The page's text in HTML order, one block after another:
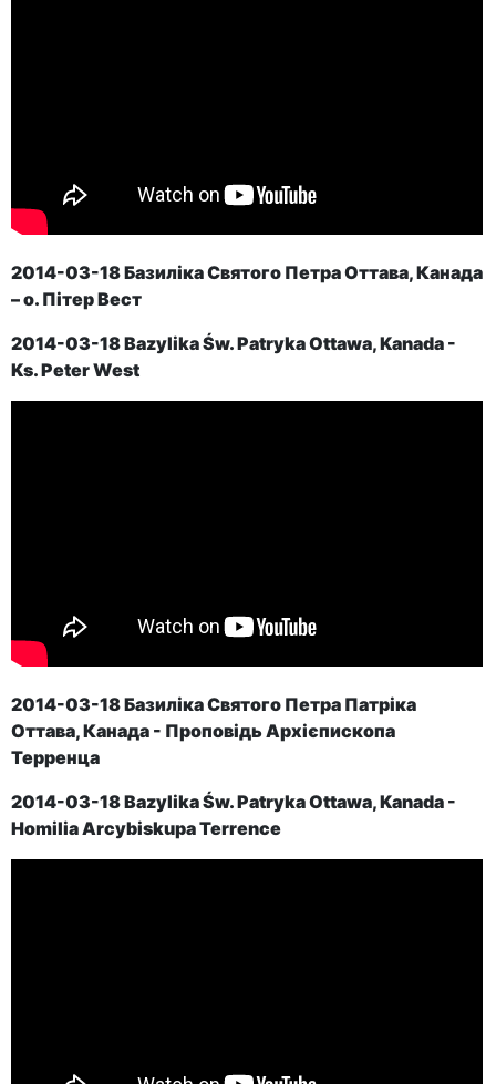
2014-03-18 Базиліка Святого Петра Оттава, Канада
– о. Пітер Вест
2014-03-18Bazylika Św. PatrykaOttawa, Kanada -
Ks. Peter West
2014-03-18 Базиліка Святого Петра Патріка
Оттава, Канада - Проповідь Архієпископа
Терренца
2014-03-18Bazylika Św. PatrykaOttawa, Kanada -
Homilia Arcybiskupa Terrence